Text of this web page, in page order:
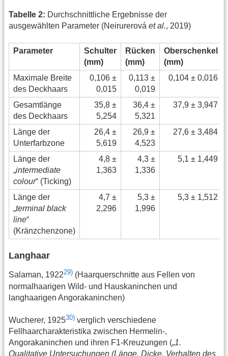
Tabelle 2: Durchschnittliche Ergebnisse der
ausgewählten Parameter (Neirurerová et al., 2019)
Parameter
Schulter
(mm)
Rücken
(mm)
Oberschenkel
(mm)
Maximale Breite
des Deckhaars
0,106 ±
0,015
0,113 ±
0,019
0,104 ± 0,016
Gesamtlänge
des Deckhaars
35,8 ±
5,254
36,4 ±
5,321
37,9 ± 3,947
Länge der
Unterfarbzone
26,4 ±
5,619
26,9 ±
4,523
27,6 ± 3,484
Länge der
„intermediate
colour“ (Ticking)
4,8 ±
1,363
4,3 ±
1,336
5,1 ± 1,449
Länge der
„terminal black
line“
(Kränzchenzone)
4,7 ±
2,296
5,3 ±
1,996
5,3 ± 1,512
Langhaar
Salaman, 192229) (Haarquerschnitte aus Fellen von
normalhaarigen Wild- und Hauskaninchen und
langhaarigen Angorakaninchen)
Wucherer, 192530) verglich verschiedene
Fellhaarcharakteristika zwischen Hermelin-,
Angorakaninchen und ihren F1-Kreuzungen („1.
Qualitative Untersuchungen (Länge, Dicke, Verhalten des